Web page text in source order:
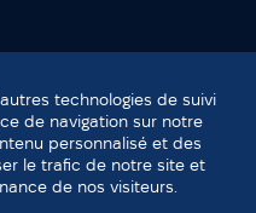
site
technologies de suivi
de navigation sur notre
personnalisé et des
le trafic de notre site et
de nos visiteurs.